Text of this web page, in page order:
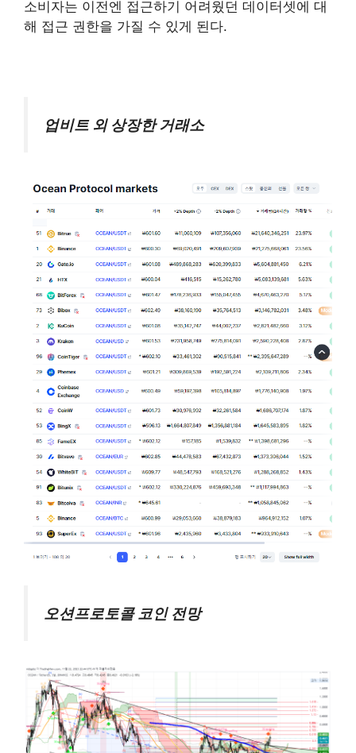
소비자는 이전엔 접근하기 어려웠던 데이터셋에 대
해 접근 권한을 가질 수 있게 된다.
업비트 외 상장한 거래소
오션프로토콜 코인 전망